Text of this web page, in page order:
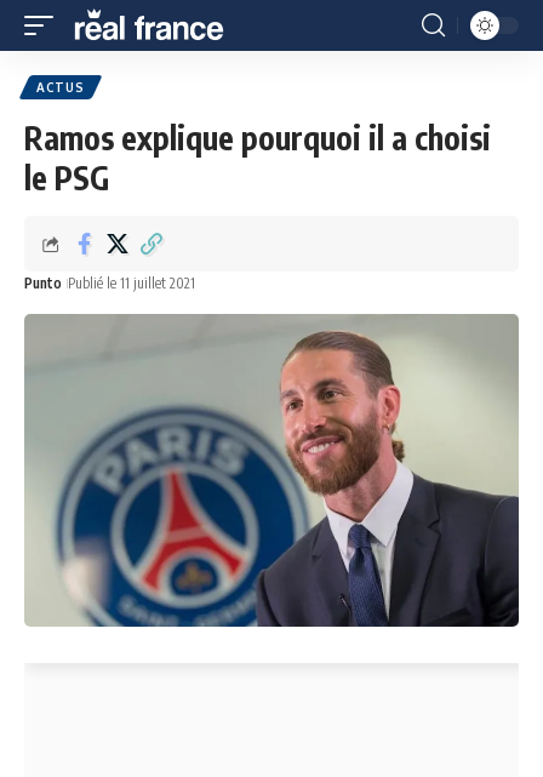
ACTUS
Ramos explique pourquoi il a choisi
le PSG
Punto Publié le 11 juillet 2021